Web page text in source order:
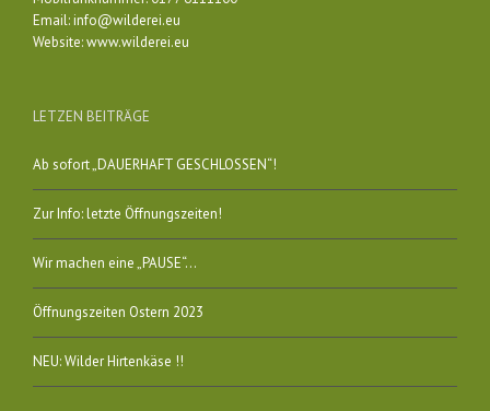
Email:info@wilderei.eu
Website:www.wilderei.eu
LETZEN BEITRÄGE
Ab sofort „DAUERHAFT GESCHLOSSEN“!
Zur Info: letzte Öffnungszeiten!
Wir machen eine „PAUSE“…
Öffnungszeiten Ostern 2023
NEU: Wilder Hirtenkäse !!